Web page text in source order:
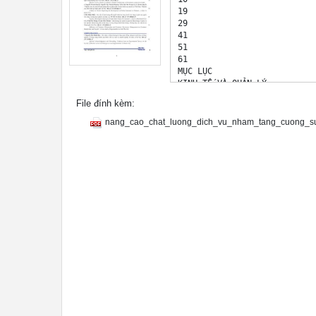
19
29
41
51
61
MỤC LỤC
KINH TẾ VÀ QUẢN LÝ
Policies to Improve the
File đính kèm: